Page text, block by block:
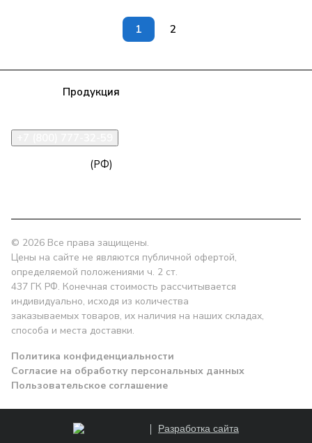
1 2
Продукция
(РФ)
© 2026 Все права защищены.
Цены на сайте не являются публичной офертой,
определяемой положениями ч. 2 ст.
437 ГК РФ. Конечная стоимость рассчитывается
индивидуально, исходя из количества
заказываемых товаров, их наличия на наших складах,
способа и места доставки.
Политика конфиденциальности
Согласие на обработку персональных данных
Пользовательское соглашение
Разработка сайта